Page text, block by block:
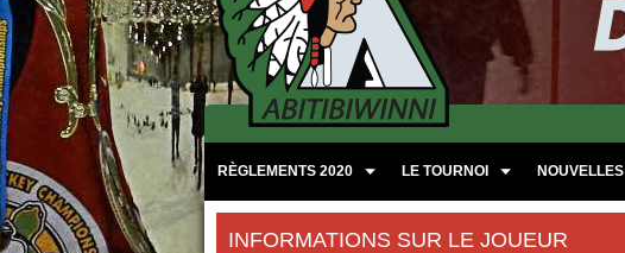
RÈGLEMENTS 2020 LE TOURNOI NOUVELLES
INFORMATIONS SUR LE JOUEUR